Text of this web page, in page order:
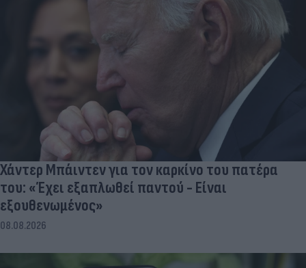
Χάντερ Μπάιντεν για τον καρκίνο του πατέρα
του: «Έχει εξαπλωθεί παντού - Είναι
εξουθενωμένος»
08.08.2026